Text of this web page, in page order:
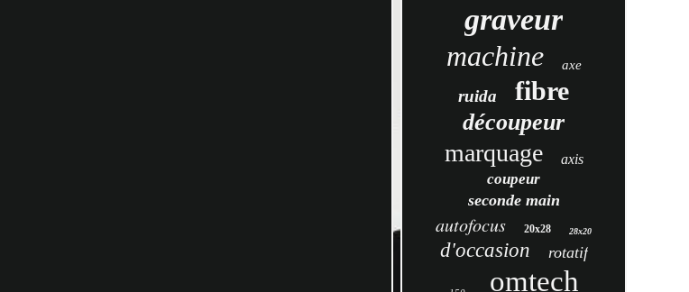
graveur
machine axe
ruida fibre
découpeur
marquage axis
coupeur
seconde main
autofocus 20x28 28x20
d'occasion rotatif
omtech